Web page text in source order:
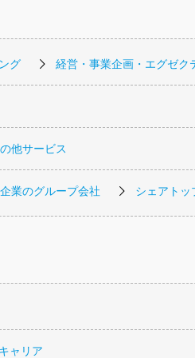
グ 経営・事業企画・エグゼク
他サービス
業のグループ会社 シェアトッ
ャリア